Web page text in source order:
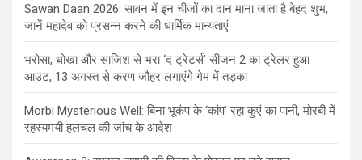
Sawan Daan 2026: सावन में इन चीजों का दान माना जाता है बेहद शुभ,
जानें महादेव को प्रसन्न करने की धार्मिक मान्यताएं
भरोसा, धोखा और साजिश से भरा ‘द ट्रेटर्स’ सीजन 2 का ट्रेलर हुआ
आउट, 13 अगस्त से करण जौहर लगाएंगे गेम में तड़का
Morbi Mysterious Well: बिना भूकंप के ‘कांप’ रहा कुएं का पानी, मोरबी में
रहस्यमयी हलचल की जांच के आदेश